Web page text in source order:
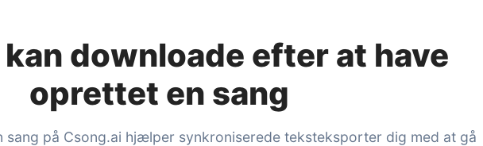
kan downloade efter at have
oprettet en sang
sang på Csong.ai hjælper synkroniserede teksteksporter dig med at gå